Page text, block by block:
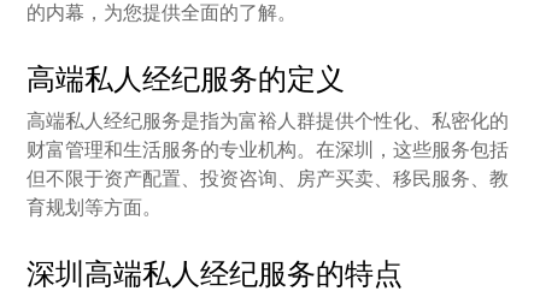
的内幕，为您提供全面的了解。
高端私人经纪服务的定义
高端私人经纪服务是指为富裕人群提供个性化、私密化的
财富管理和生活服务的专业机构。在深圳，这些服务包括
但不限于资产配置、投资咨询、房产买卖、移民服务、教
育规划等方面。
深圳高端私人经纪服务的特点